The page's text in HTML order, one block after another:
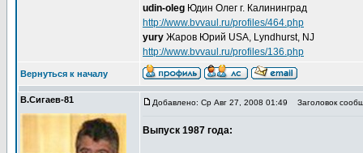
udin-oleg Юдин Олег г. Калининград
http://www.bvvaul.ru/profiles/464.php
yury Жаров Юрий USA, Lyndhurst, NJ
http://www.bvvaul.ru/profiles/136.php
Вернуться к началу
В.Сигаев-81 Добавлено: Ср Авг 27, 2008 01:49 Заголовок
Выпуск 1987 года: